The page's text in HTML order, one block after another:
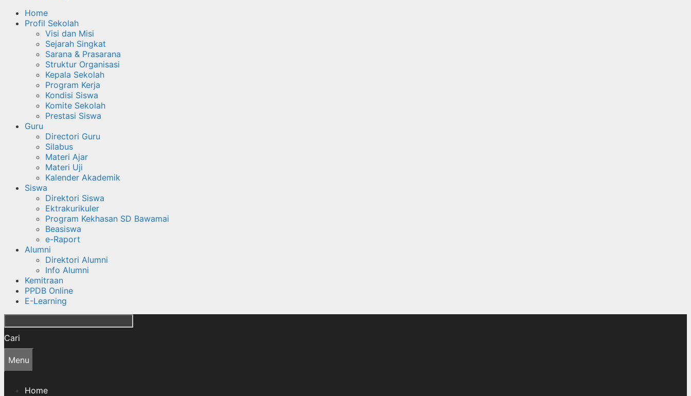
Home
Profil Sekolah
Visi dan Misi
Sejarah Singkat
Sarana & Prasarana
Struktur Organisasi
Kepala Sekolah
Program Kerja
Kondisi Siswa
Komite Sekolah
Prestasi Siswa
Guru
Directori Guru
Silabus
Materi Ajar
Materi Uji
Kalender Akademik
Siswa
Direktori Siswa
Ektrakurikuler
Program Kekhasan SD Bawamai
Beasiswa
e-Raport
Alumni
Direktori Alumni
Info Alumni
Kemitraan
PPDB Online
E-Learning
Cari
Menu
Home